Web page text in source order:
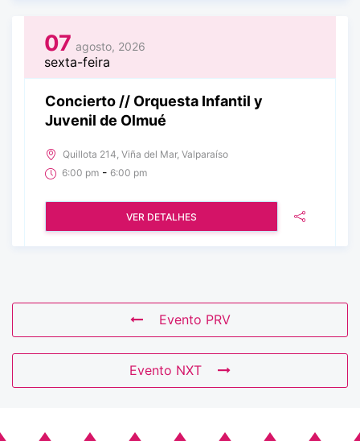
07 agosto, 2026
sexta-feira
Concierto // Orquesta Infantil y
Juvenil de Olmué
Quillota 214, Viña del Mar, Valparaíso
6:00 pm - 6:00 pm
VER DETALHES
Evento PRV
Evento NXT